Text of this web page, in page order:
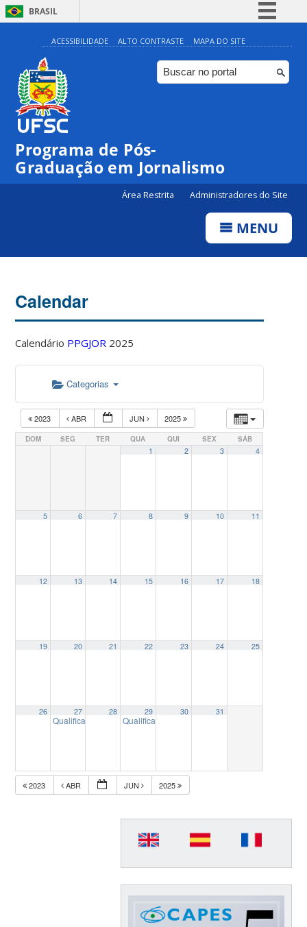
BRASIL
Simplifique!
Comunica BR
Participe
ACESSIBILIDADE ALTO CONTRASTE MAPA DO SITE
Programa de Pós-
Graduação em Jornalismo
Área Restrita Administradores do Site
MENU
Calendar
Calendário PPGJOR 2025
Categorias
2023 ABR JUN 2025
DOM SEG TER QUA QUI SEX SÁB
1 2 3 4
5 6 7 8 9 10 11
12 13 14 15 16 17 18
19 20 21 22 23 24 25
26 27
Qualificação do Projeto de Dissertação: “Narrativas sobre o
28 29
Qualificação do Projeto de Dissertação de
30 31
2023 ABR JUN 2025